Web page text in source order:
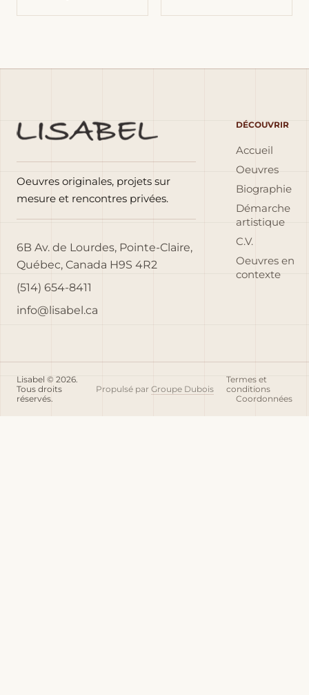
Oeuvres originales, projets sur
mesure et rencontres privées.
6B Av. de Lourdes, Pointe-Claire,
Québec, Canada H9S 4R2
(514) 654-8411
info@lisabel.ca
DÉCOUVRIR
Accueil
Oeuvres
Biographie
Démarche
artistique
C.V.
Oeuvres en
contexte
Lisabel © 2026.
Tous droits
réservés.
Propulsé par Groupe Dubois
Termes et
conditions
Coordonnées